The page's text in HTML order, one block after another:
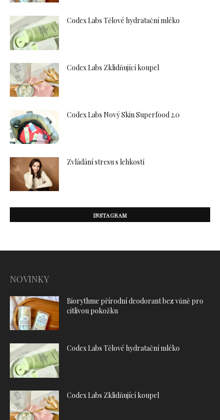
Codex Labs Tělové hydratační mléko
Codex Labs Zklidňující koupel
Codex Labs Nový Skin Superfood 2.0
Zvládání stresu s lehkostí
INSTAGRAM
NOVINKY
Biorythme přírodní deodorant bez vůně pro
citlivou pokožku
Codex Labs Tělové hydratační mléko
Codex Labs Zklidňující koupel